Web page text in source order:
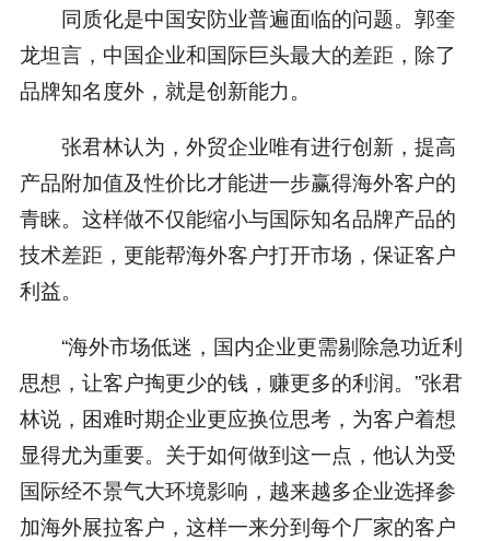
同质化是中国安防业普遍面临的问题。郭奎
龙坦言，中国企业和国际巨头最大的差距，除了
品牌知名度外，就是创新能力。
张君林认为，外贸企业唯有进行创新，提高
产品附加值及性价比才能进一步赢得海外客户的
青睐。这样做不仅能缩小与国际知名品牌产品的
技术差距，更能帮海外客户打开市场，保证客户
利益。
“海外市场低迷，国内企业更需剔除急功近利
思想，让客户掏更少的钱，赚更多的利润。”张君
林说，困难时期企业更应换位思考，为客户着想
显得尤为重要。关于如何做到这一点，他认为受
国际经不景气大环境影响，越来越多企业选择参
加海外展拉客户，这样一来分到每个厂家的客户